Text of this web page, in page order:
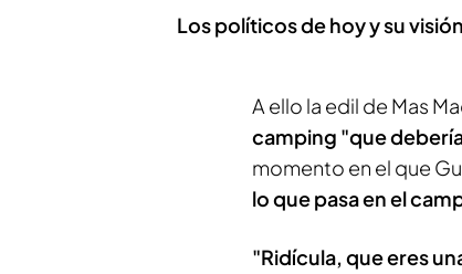
Los políticos de hoy y su
A ello la edil de Mas
camping "que
momento en el que
lo que pasa en el
"Ridícula, que eres